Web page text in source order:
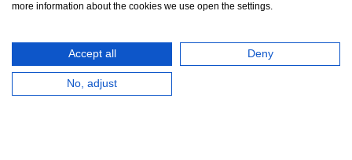
253161
more information about the cookies we use open the settings.
Accept all Deny
No, adjust